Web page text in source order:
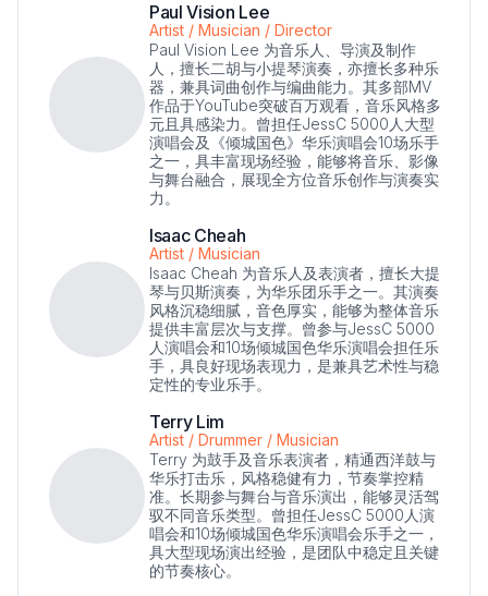
Paul Vision Lee
Artist / Musician / Director
Paul Vision Lee 为音乐人、导演及制作
人，擅长二胡与小提琴演奏，亦擅长多种乐
器，兼具词曲创作与编曲能力。其多部MV
作品于YouTube突破百万观看，音乐风格多
元且具感染力。曾担任JessC 5000人大型
演唱会及《倾城国色》华乐演唱会10场乐手
之一，具丰富现场经验，能够将音乐、影像
与舞台融合，展现全方位音乐创作与演奏实
力。
Isaac Cheah
Artist / Musician
Isaac Cheah 为音乐人及表演者，擅长大提
琴与贝斯演奏，为华乐团乐手之一。其演奏
风格沉稳细腻，音色厚实，能够为整体音乐
提供丰富层次与支撑。曾参与JessC 5000
人演唱会和10场倾城国色华乐演唱会担任乐
手，具良好现场表现力，是兼具艺术性与稳
定性的专业乐手。
Terry Lim
Artist / Drummer / Musician
Terry 为鼓手及音乐表演者，精通西洋鼓与
华乐打击乐，风格稳健有力，节奏掌控精
准。长期参与舞台与音乐演出，能够灵活驾
驭不同音乐类型。曾担任JessC 5000人演
唱会和10场倾城国色华乐演唱会乐手之一，
具大型现场演出经验，是团队中稳定且关键
的节奏核心。